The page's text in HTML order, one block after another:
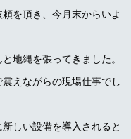
を頂き、今月末からいよ
地縄を張ってきました。
えながらの現場仕事でし
しい設備を導入されると